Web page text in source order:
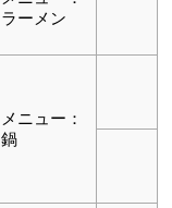
ラーメン
メニュー：
鍋